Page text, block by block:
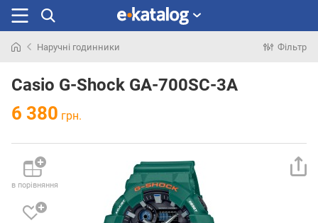
раніше
Наручні годинники Фільтр
Casio G-Shock GA-700SC-3A
6 380 грн.
в порівняння